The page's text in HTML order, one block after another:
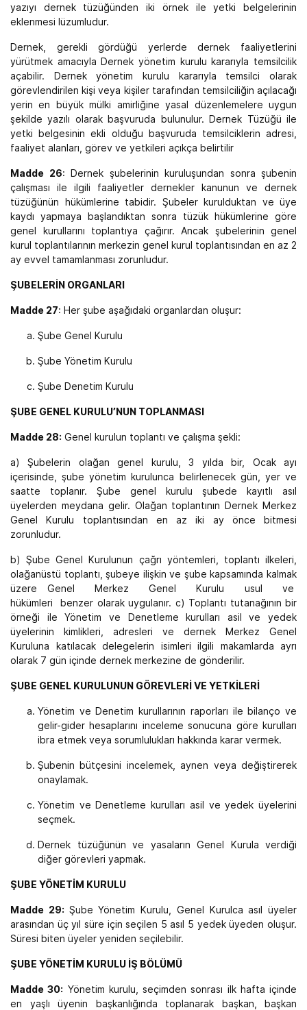
yazıyı dernek tüzüğünden iki örnek ile yetki belgelerinin
eklenmesi lüzumludur.
Dernek, gerekli gördüğü yerlerde dernek faaliyetlerini
yürütmek amacıyla Dernek yönetim kurulu kararıyla temsilcilik
açabilir. Dernek yönetim kurulu kararıyla temsilci olarak
görevlendirilen kişi veya kişiler tarafından temsilciliğin açılacağı
yerin en büyük mülki amirliğine yasal düzenlemelere uygun
şekilde yazılı olarak başvuruda bulunulur. Dernek Tüzüğü ile
yetki belgesinin ekli olduğu başvuruda temsilciklerin adresi,
faaliyet alanları, görev ve yetkileri açıkça belirtilir
Madde 26: Dernek şubelerinin kuruluşundan sonra şubenin
çalışması ile ilgili faaliyetler dernekler kanunun ve dernek
tüzüğünün hükümlerine tabidir. Şubeler kurulduktan ve üye
kaydı yapmaya başlandıktan sonra tüzük hükümlerine göre
genel kurullarını toplantıya çağırır. Ancak şubelerinin genel
kurul toplantılarının merkezin genel kurul toplantısından en az 2
ay evvel tamamlanması zorunludur.
ŞUBELERİN ORGANLARI
Madde 27: Her şube aşağıdaki organlardan oluşur:
Şube Genel Kurulu
Şube Yönetim Kurulu
Şube Denetim Kurulu
ŞUBE GENEL KURULU’NUN TOPLANMASI
Madde 28: Genel kurulun toplantı ve çalışma şekli:
a) Şubelerin olağan genel kurulu, 3 yılda bir, Ocak ayı
içerisinde, şube yönetim kurulunca belirlenecek gün, yer ve
saatte toplanır. Şube genel kurulu şubede kayıtlı asıl
üyelerden meydana gelir. Olağan toplantının Dernek Merkez
Genel Kurulu toplantısından en az iki ay önce bitmesi
zorunludur.
b) Şube Genel Kurulunun çağrı yöntemleri, toplantı ilkeleri,
olağanüstü toplantı, şubeye ilişkin ve şube kapsamında kalmak
üzere Genel Merkez Genel Kurulu usul ve
hükümleri benzer olarak uygulanır. c) Toplantı tutanağının bir
örneği ile Yönetim ve Denetleme kurulları asil ve yedek
üyelerinin kimlikleri, adresleri ve dernek Merkez Genel
Kuruluna katılacak delegelerin isimleri ilgili makamlarda ayrı
olarak 7 gün içinde dernek merkezine de gönderilir.
ŞUBE GENEL KURULUNUN GÖREVLERİ VE YETKİLERİ
Yönetim ve Denetim kurullarının raporları ile bilanço ve
gelir-gider hesaplarını inceleme sonucuna göre kurulları
ibra etmek veya sorumlulukları hakkında karar vermek.
Şubenin bütçesini incelemek, aynen veya değiştirerek
onaylamak.
Yönetim ve Denetleme kurulları asil ve yedek üyelerini
seçmek.
Dernek tüzüğünün ve yasaların Genel Kurula verdiği
diğer görevleri yapmak.
ŞUBE YÖNETİM KURULU
Madde 29: Şube Yönetim Kurulu, Genel Kurulca asıl üyeler
arasından üç yıl süre için seçilen 5 asıl 5 yedek üyeden oluşur.
Süresi biten üyeler yeniden seçilebilir.
ŞUBE YÖNETİM KURULU İŞ BÖLÜMÜ
Madde 30: Yönetim kurulu, seçimden sonrası ilk hafta içinde
en yaşlı üyenin başkanlığında toplanarak başkan, başkan